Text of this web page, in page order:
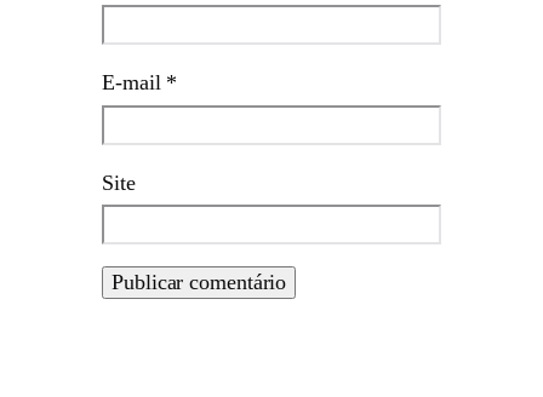
E-mail *
Site